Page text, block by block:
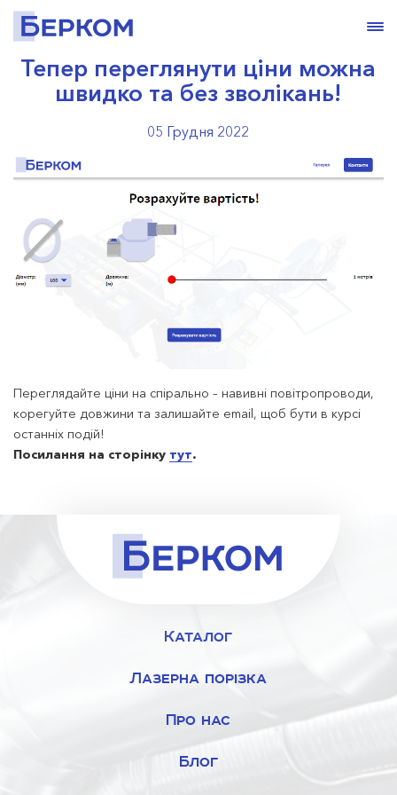
Тепер переглянути ціни можна
швидко та без зволікань!
05 Грудня 2022
Переглядайте ціни на спірально – навивні повітропроводи,
корегуйте довжини та залишайте email, щоб бути в курсі
останніх подій!
Посилання на сторінку тут.
Каталог
Лазерна порізка
Про нас
Блог